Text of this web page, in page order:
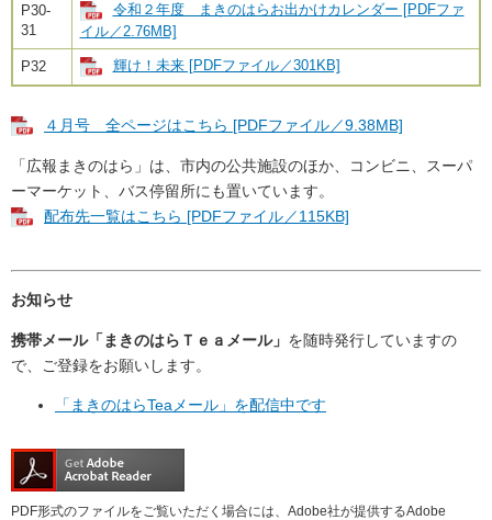
P30-
31
令和２年度 まきのはらお出かけカレンダー [PDFファ
イル／2.76MB]
P32 輝け！未来 [PDFファイル／301KB]
４月号 全ページはこちら [PDFファイル／9.38MB]
「広報まきのはら」は、市内の公共施設のほか、コンビニ、スーパ
ーマーケット、バス停留所にも置いています。
配布先一覧はこちら [PDFファイル／115KB]
お知らせ
携帯メール「まきのはらＴｅａメール」 を随時発行していますの
で、ご登録をお願いします。
「まきのはらTeaメール」を配信中です
PDF形式のファイルをご覧いただく場合には、Adobe社が提供するAdobe